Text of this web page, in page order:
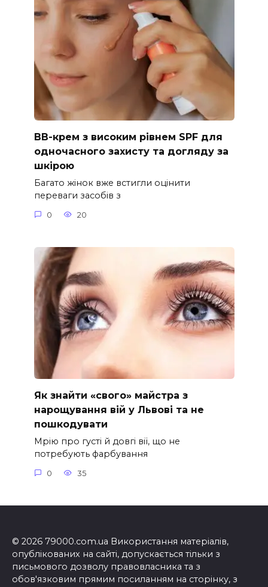
ВВ-крем з високим рівнем SPF для
одночасного захисту та догляду за
шкірою
Багато жінок вже встигли оцінити
переваги засобів з
0 20
Як знайти «свого» майстра з
нарощування вій у Львові та не
пошкодувати
Мрію про густі й довгі вії, що не
потребують фарбування
0 35
© 2026 79000.com.ua Використання матеріалів,
опублікованих на сайті, допускається тільки з
письмового дозволу правовласника та з
обов'язковим прямим посиланням на сторінку, з